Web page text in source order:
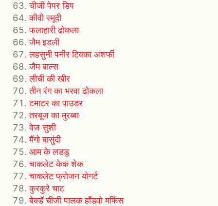
चीजी पेपर डिप
कीवी स्मूदी
फलाहारी ढोकला
जैम इडली
लहसुनी पनीर टिक्का अशर्फी
जैम बाल्स
लीची की खीर
तीन रंग का भरवा ढोकला
टमाटर का पाउडर
तरबूज का मुरब्‍बा
वेज सुशी
मैंगो बासुंदी
आम के लडडू
चाकलेट केक शेक
चाकलेट फ्रोजन योगर्ट
कुरकुरे चाट
बेक्डॅ चीजी पालक हाँडवो मफिंस